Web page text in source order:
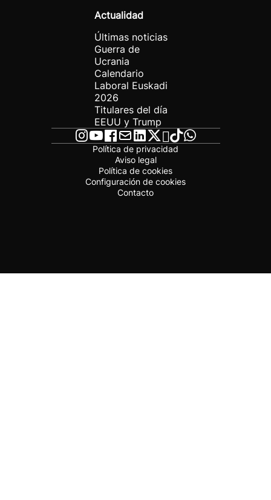
Actualidad
Últimas noticias
Guerra de
Ucrania
Calendario
Laboral Euskadi
2026
Titulares del día
EEUU y Trump
Política de privacidad
Aviso legal
Política de cookies
Configuración de cookies
Contacto